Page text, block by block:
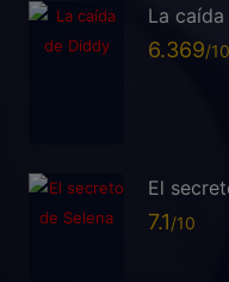
La
6.369
El
7.1